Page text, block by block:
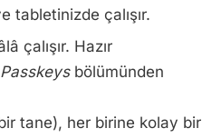
tabletinizde çalışır.
çalışır. Hazır
bölümünden
tane), her birine kolay bir